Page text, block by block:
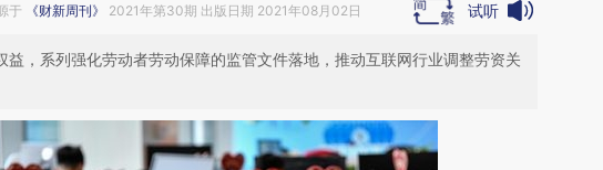
于 《财新周刊》 2021年第30期 出版日期 2021年08月02日 试听
益，系列强化劳动者劳动保障的监管文件落地，推动互联网行业调整劳资关